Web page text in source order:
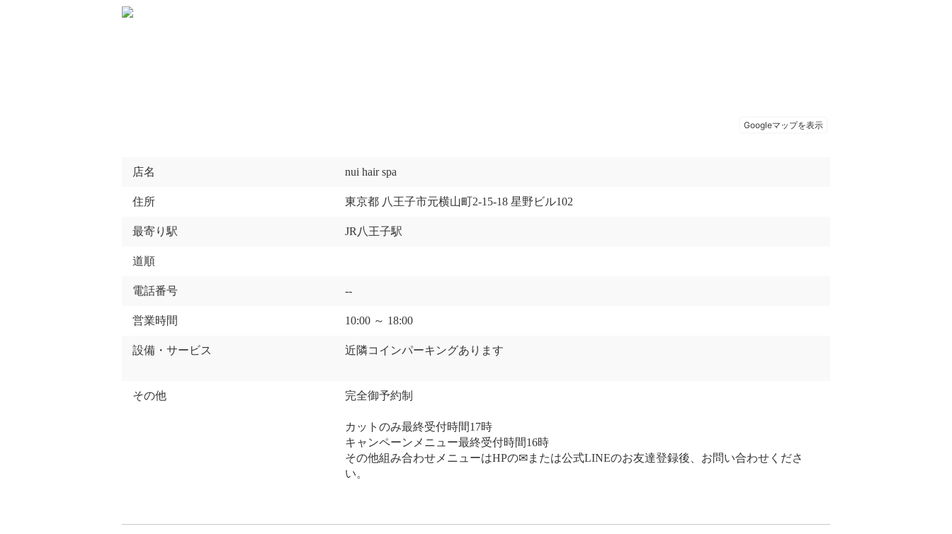
店名 nui hair spa
住所 東京都 八王子市元横山町2-15-18 星野ビル102
最寄り駅 JR八王子駅
道順
電話番号 --
営業時間 10:00 ～ 18:00
設備・サービス 近隣コインパーキングあります
その他 完全御予約制
カットのみ最終受付時間17時
キャンペーンメニュー最終受付時間16時
その他組み合わせメニューはHPの✉または公式LINEのお友達登録後、お問い合わせくださ
い。